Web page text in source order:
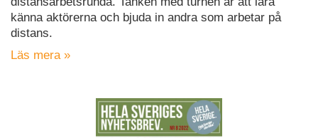
känna aktörerna och bjuda in andra som arbetar på
distans.
Läs mera »